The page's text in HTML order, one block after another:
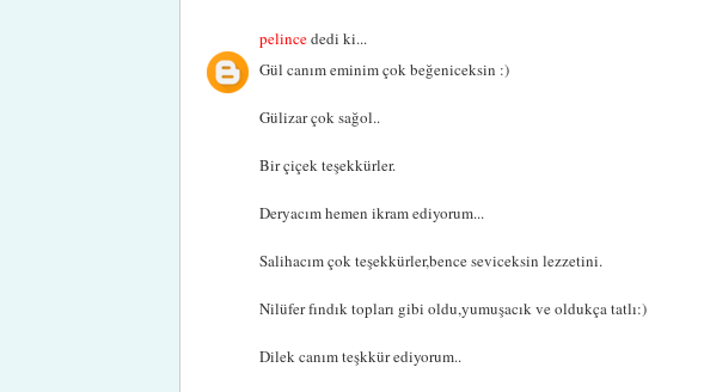
pelincededi ki...
Gül canım eminim çok beğeniceksin :)
Gülizar çok sağol..
Bir çiçek teşekkürler.
Deryacım hemen ikram ediyorum...
Salihacım çok teşekkürler,bence seviceksin lezzetini.
Nilüfer fındık topları gibi oldu,yumuşacık ve oldukça tatlı:)
Dilek canım teşkkür ediyorum..